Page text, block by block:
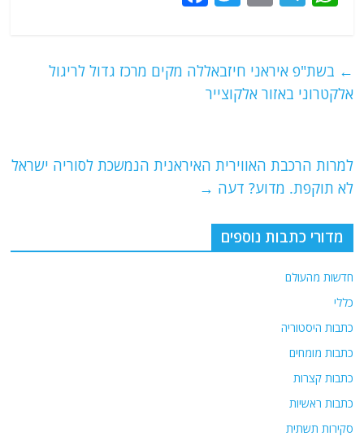
s
A
g
ra
l
er
e
k
← בשת"פ איראני חיזבאללה מקים מרכז גדול לריגול
אלקטרוני באזור אלקוצייר
למרות הרכבת האווירית האיראנית הנמשכת לסוריה ישראל
לא תוקפת. מדוע? דעה →
מדורי כתבות נוספים
חדשות מהעולם
כללי
כתבות היסטוריה
כתבות מומחים
כתבות קצרות
כתבות ראשיות
סקירות תשתית